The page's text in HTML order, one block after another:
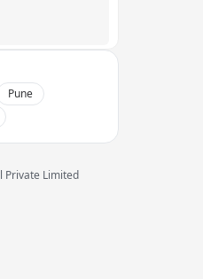
Pune
Private Limited